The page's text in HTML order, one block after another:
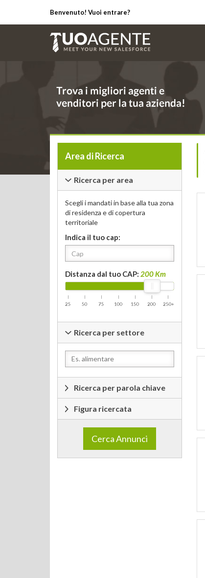
Benvenuto! Vuoi entrare?
Area di Ricerca
Ricerca per area
Scegli i mandati in base alla tua zona
di residenza e di copertura
territoriale
Indica il tuo cap:
Distanza dal tuo CAP: 200 Km
Ricerca per settore
Ricerca per parola chiave
Figura ricercata
Cerca Annunci